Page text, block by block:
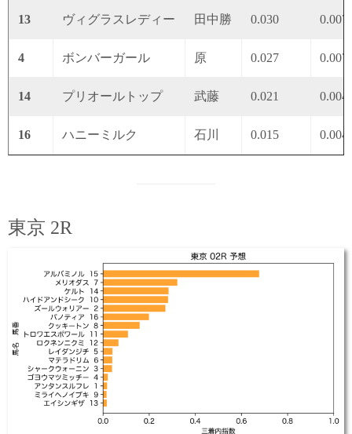
13 ヴィグラスレディー 田中勝 0.030 0.007
4 ボンバーガール 原 0.027 0.007
14 プリオールトップ 武藤 0.021 0.004
16 ハニーミルク 石川 0.015 0.004
東京 2R